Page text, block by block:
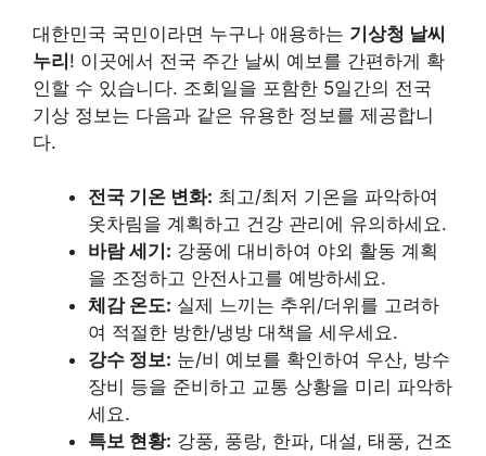
대한민국 국민이라면 누구나 애용하는 기상청 날씨
누리! 이곳에서 전국 주간 날씨 예보를 간편하게 확
인할 수 있습니다. 조회일을 포함한 5일간의 전국
기상 정보는 다음과 같은 유용한 정보를 제공합니
다.
전국 기온 변화: 최고/최저 기온을 파악하여
옷차림을 계획하고 건강 관리에 유의하세요.
바람 세기: 강풍에 대비하여 야외 활동 계획
을 조정하고 안전사고를 예방하세요.
체감 온도: 실제 느끼는 추위/더위를 고려하
여 적절한 방한/냉방 대책을 세우세요.
강수 정보: 눈/비 예보를 확인하여 우산, 방수
장비 등을 준비하고 교통 상황을 미리 파악하
세요.
특보 현황: 강풍, 풍랑, 한파, 대설, 태풍, 건조